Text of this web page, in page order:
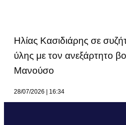
Ηλίας Κασιδιάρης σε
ύλης με τον ανεξάρτητο
Μανούσο
28/07/2026 16:34